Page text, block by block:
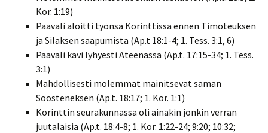
Kor. 1:19)
Paavali aloitti työnsä Korinttissa ennen Timoteuksen
ja Silaksen saapumista (Ap.t 18:1-4; 1. Tess. 3:1, 6)
Paavali kävi lyhyesti Ateenassa (Ap.t. 17:15-34; 1. Tess.
3:1)
Mahdollisesti molemmat mainitsevat saman
Soosteneksen (Ap.t. 18:17; 1. Kor. 1:1)
Korinttin seurakunnassa oli ainakin jonkin verran
juutalaisia (Ap.t. 18:4-8; 1. Kor. 1:22-24; 9:20; 10:32;